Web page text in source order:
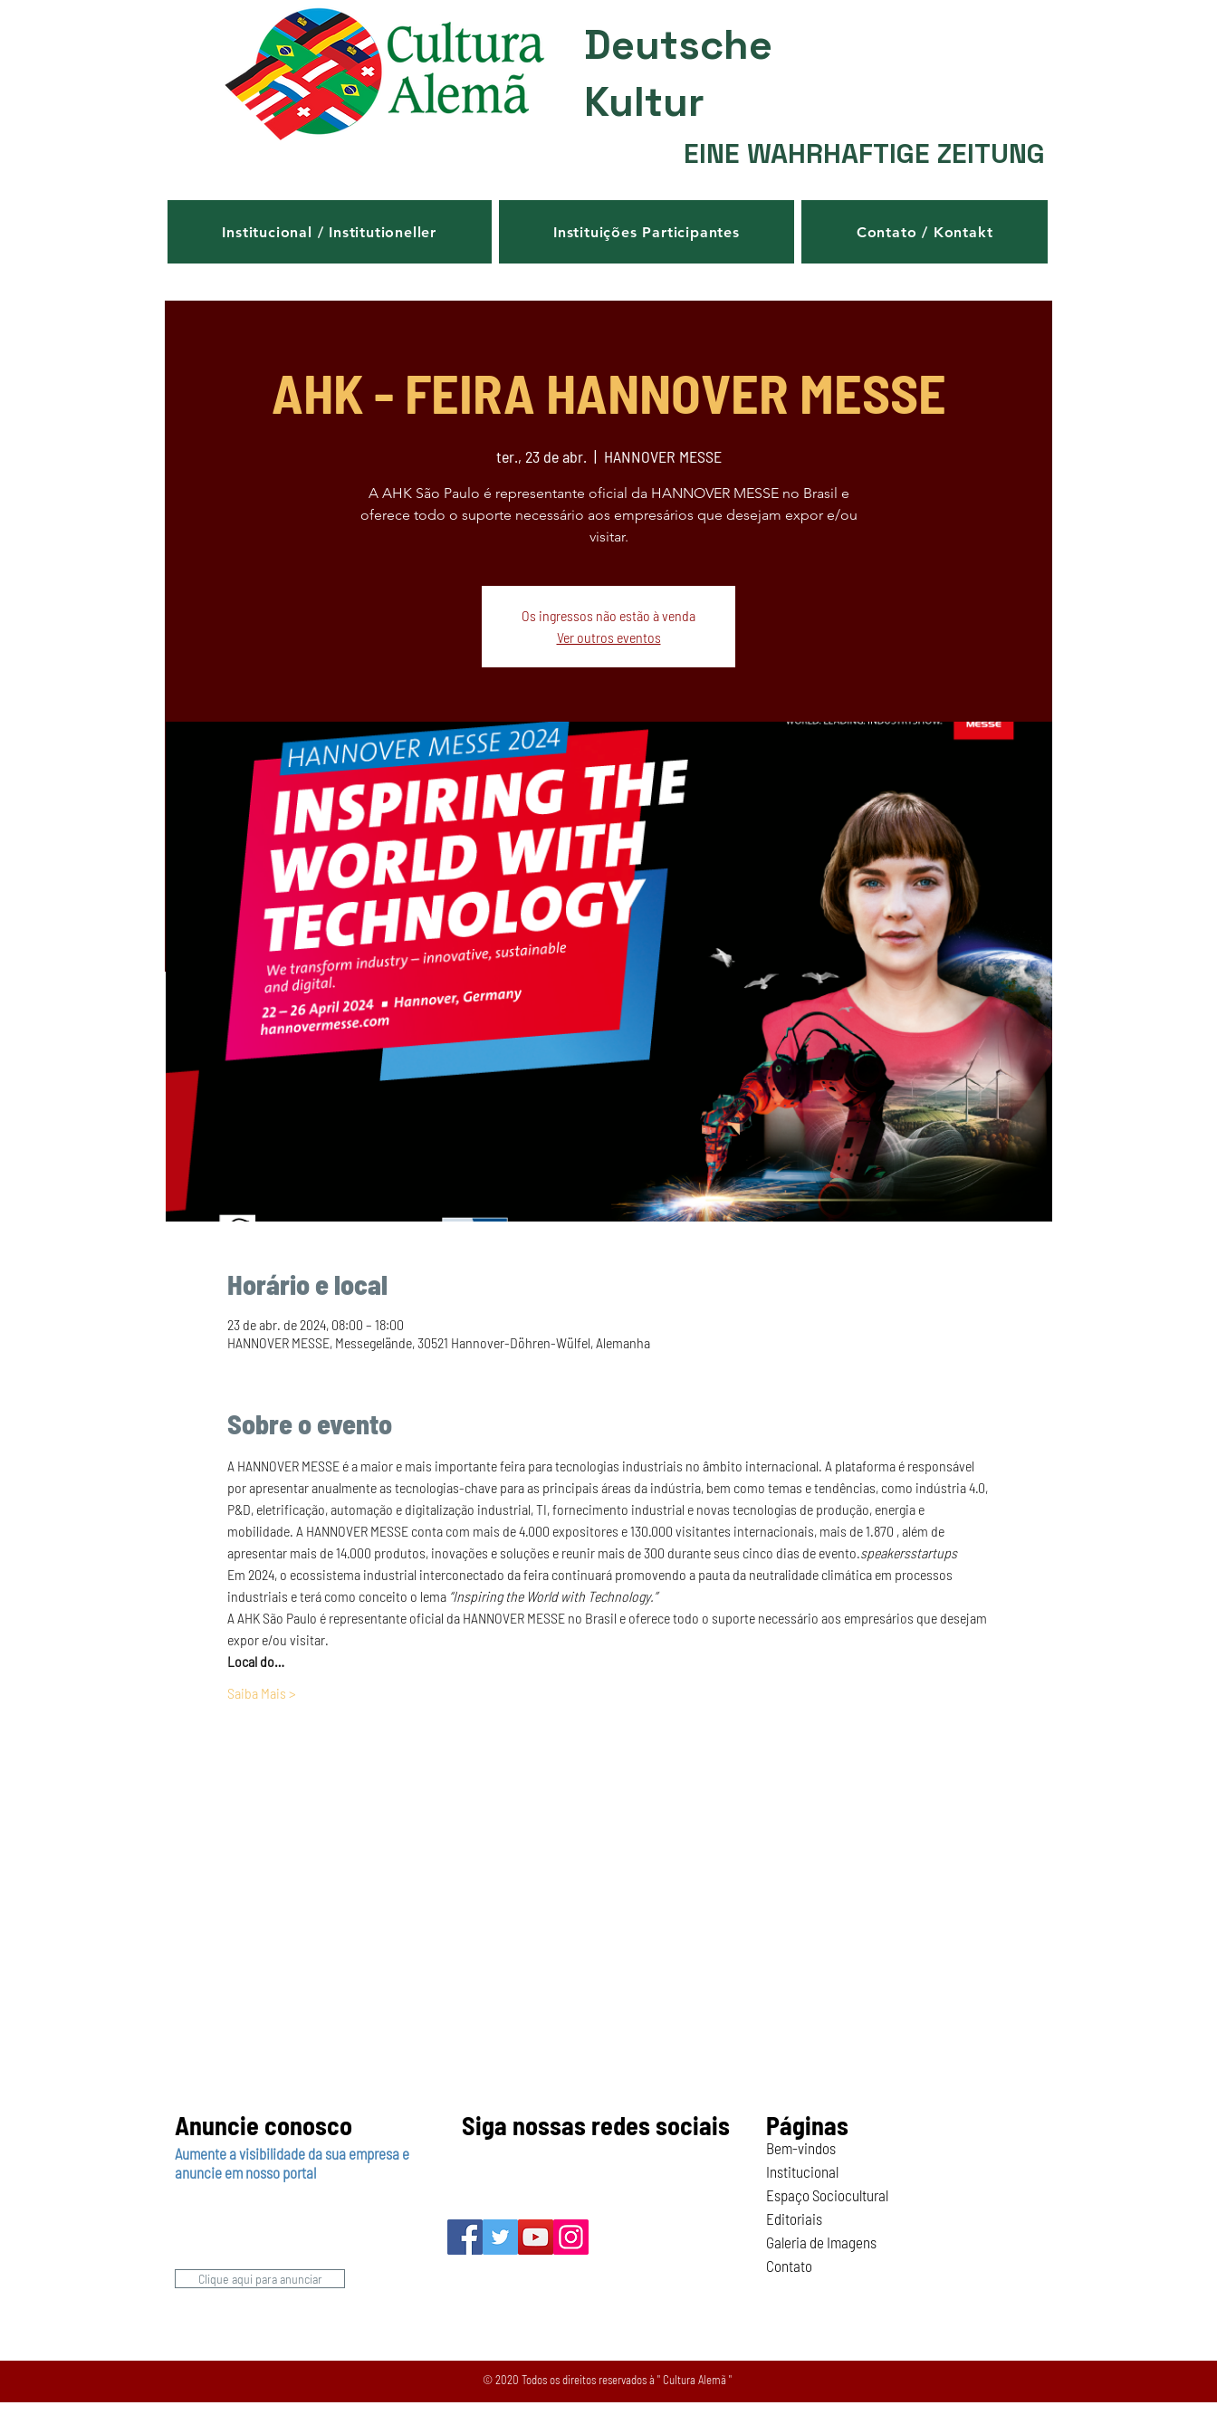
Deutsche
Kultur
EINE WAHRHAFTIGE ZEITUNG
Institucional / Institutioneller Instituições Participantes Contato / Kontakt
AHK - FEIRA HANNOVER MESSE
ter., 23 de abr.
  |
HANNOVER MESSE
A AHK São Paulo é representante oficial da HANNOVER MESSE no Brasil e
oferece todo o suporte necessário aos empresários que desejam expor e/ou
visitar.
Os ingressos não estão à venda
Ver outros eventos
Horário e local
23 de abr. de 2024, 08:00 – 18:00
HANNOVER MESSE, Messegelände, 30521 Hannover-Döhren-Wülfel, Alemanha
Sobre o evento
A HANNOVER MESSE é a maior e mais importante feira para tecnologias industriais no âmbito internacional. A plataforma é responsável
por apresentar anualmente as tecnologias-chave para as principais áreas da indústria, bem como temas e tendências, como indústria 4.0,
P&D, eletrificação, automação e digitalização industrial, TI, fornecimento industrial e novas tecnologias de produção, energia e
mobilidade. A HANNOVER MESSE conta com mais de 4.000 expositores e 130.000 visitantes internacionais, mais de 1.870 , além de
apresentar mais de 14.000 produtos, inovações e soluções e reunir mais de 300 durante seus cinco dias de evento.speakersstartups
Em 2024, o ecossistema industrial interconectado da feira continuará promovendo a pauta da neutralidade climática em processos
industriais e terá como conceito o lema “Inspiring the World with Technology.”
A AHK São Paulo é representante oficial da HANNOVER MESSE no Brasil e oferece todo o suporte necessário aos empresários que desejam
expor e/ou visitar.
Local do…
Saiba Mais >
Anuncie conosco Siga nossas redes sociais
Aumente a visibilidade da sua empresa e
anuncie em nosso portal
Clique aqui para anunciar
Páginas
Bem-vindos
Institucional
Espaço Sociocultural
Editoriais
Galeria de Imagens
Contato
© 2020 Todos os direitos reservados à " Cultura Alemã "